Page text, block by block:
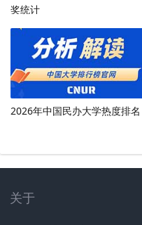
奖统计
2026年中国民办大学热度排名
关于